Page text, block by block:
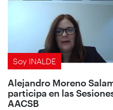
Soy INALDE
Alejandro Moreno
participa en las
AACSB